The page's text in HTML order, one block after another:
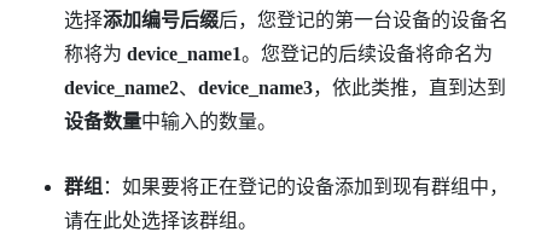
选择添加编号后缀后，您登记的第一台设备的设备名
称将为device_name1。您登记的后续设备将命名为
device_name2、device_name3，依此类推，直到达到
设备数量中输入的数量。
群组 ：如果要将正在登记的设备添加到现有群组中，
请在此处选择该群组。